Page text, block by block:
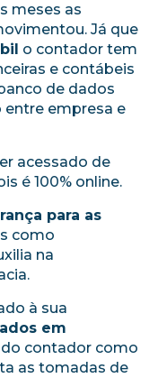
meses as
Já que
o contador tem
e contábeis
de dados
empresa e
acessado de
é 100% online.
para as
como
na
à sua
em
contador como
as tomadas de